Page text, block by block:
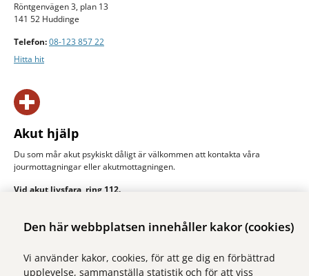
Den här webbplatsen innehåller kakor (cookies)
Vi använder kakor, cookies, för att ge dig en förbättrad
upplevelse, sammanställa statistik och för att viss
Röntgenvägen 3, plan 13
141 52 Huddinge
Telefon:08-123 857 22
Hitta hit
Akut hjälp
Du som mår akut psykiskt dåligt är välkommen att kontakta våra
jourmottagningar eller akut­mottagningen.
Vid akut livsfara, ring 112.